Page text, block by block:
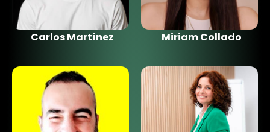
Carlos Martínez Miriam Collado